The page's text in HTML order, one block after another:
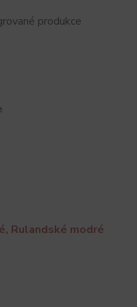
produkce
Rulandské modré